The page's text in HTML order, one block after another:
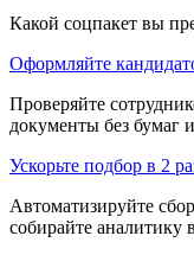
Какой соцпакет вы
Оформляйте
Проверяйте
документы без бумаг
Ускорьте подбор в 2
Автоматизируйте
собирайте аналитику